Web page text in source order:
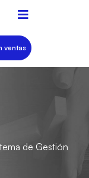
ventas
de Gestión